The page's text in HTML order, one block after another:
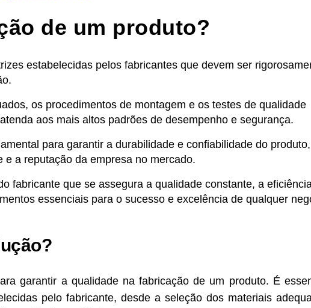
de um produto?
estabelecidas pelos fabricantes que devem ser
os procedimentos de montagem e os testes de qualidade
aos mais altos padrões de desempenho e segurança.
para garantir a durabilidade e confiabilidade do produto,
a reputação da empresa no mercado.
fabricante que se assegura a qualidade constante, a
essenciais para o sucesso e excelência de qualquer
garantir a qualidade na fabricação de um produto. É
pelo fabricante, desde a seleção dos materiais